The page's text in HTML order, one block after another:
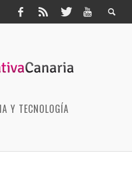
Y TECNOLOGÍA